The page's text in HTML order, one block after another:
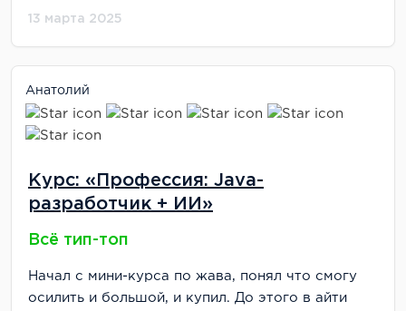
13 марта 2025
Анатолий
Курс: «Профессия: Java-
разработчик + ИИ»
Всё тип-топ
Начал с мини-курса по жава, понял что смогу
осилить и большой, и купил. До этого в айти